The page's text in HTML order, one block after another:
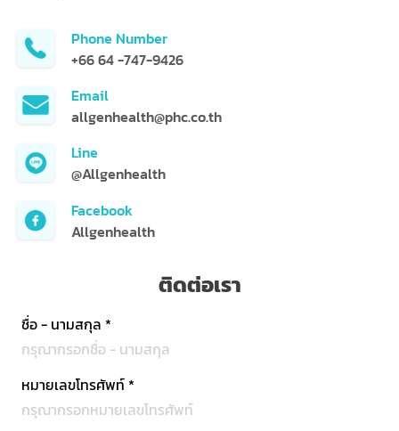
Phone Number
+66 64 -747-9426
Email
allgenhealth@phc.co.th
Line
@Allgenhealth
Facebook
Allgenhealth
ติดต่อเรา
ชื่อ - นามสกุล *
หมายเลขโทรศัพท์ *